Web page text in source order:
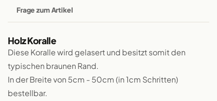
Frage zum Artikel
Holz Koralle
Diese Koralle wird gelasert und besitzt somit den
typischen braunen Rand.
In der Breite von 5cm - 50cm (in 1cm Schritten)
bestellbar.